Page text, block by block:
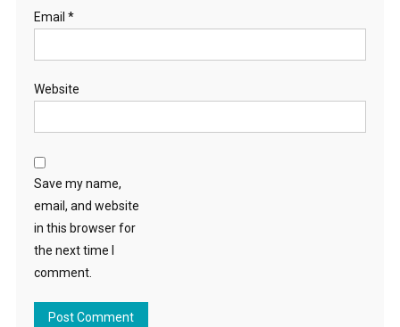
Email *
Website
Save my name,
email, and website
in this browser for
the next time I
comment.